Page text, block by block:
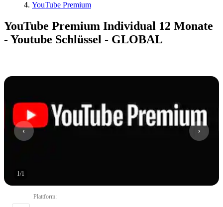
YouTube Premium
YouTube Premium Individual 12 Monate
- Youtube Schlüssel - GLOBAL
1/1
Plattform: